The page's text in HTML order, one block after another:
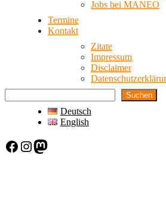
Jobs bei MANEO
Termine
Kontakt
Zitate
Impressum
Disclaimer
Suchen
Deutsch
English
Facebook Instagram Mastodon